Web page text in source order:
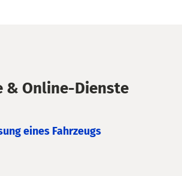
& Online-Dienste
eines Fahrzeugs